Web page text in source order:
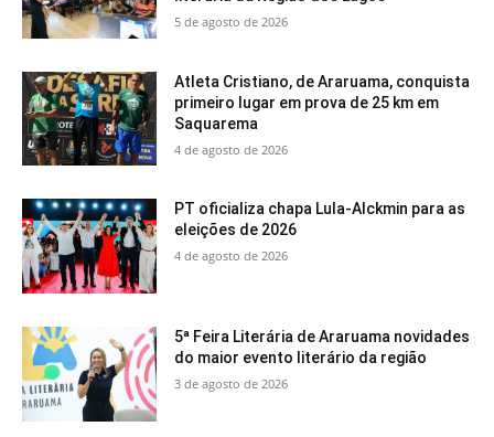
5 de agosto de 2026
Atleta Cristiano, de Araruama, conquista
primeiro lugar em prova de 25 km em
Saquarema
4 de agosto de 2026
PT oficializa chapa Lula-Alckmin para as
eleições de 2026
4 de agosto de 2026
5ª Feira Literária de Araruama novidades
do maior evento literário da região
3 de agosto de 2026